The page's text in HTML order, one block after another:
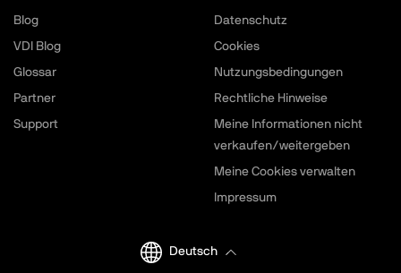
Menüpunkte ausblenden
Blog
VDI Blog
Glossar
Partner
Support
Datenschutz
Cookies
Nutzungsbedingungen
Rechtliche Hinweise
Meine Informationen nicht
verkaufen/weitergeben
Meine Cookies verwalten
Impressum
Deutsch